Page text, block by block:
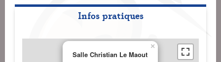
Infos pratiques
Salle Christian Le Maout
×